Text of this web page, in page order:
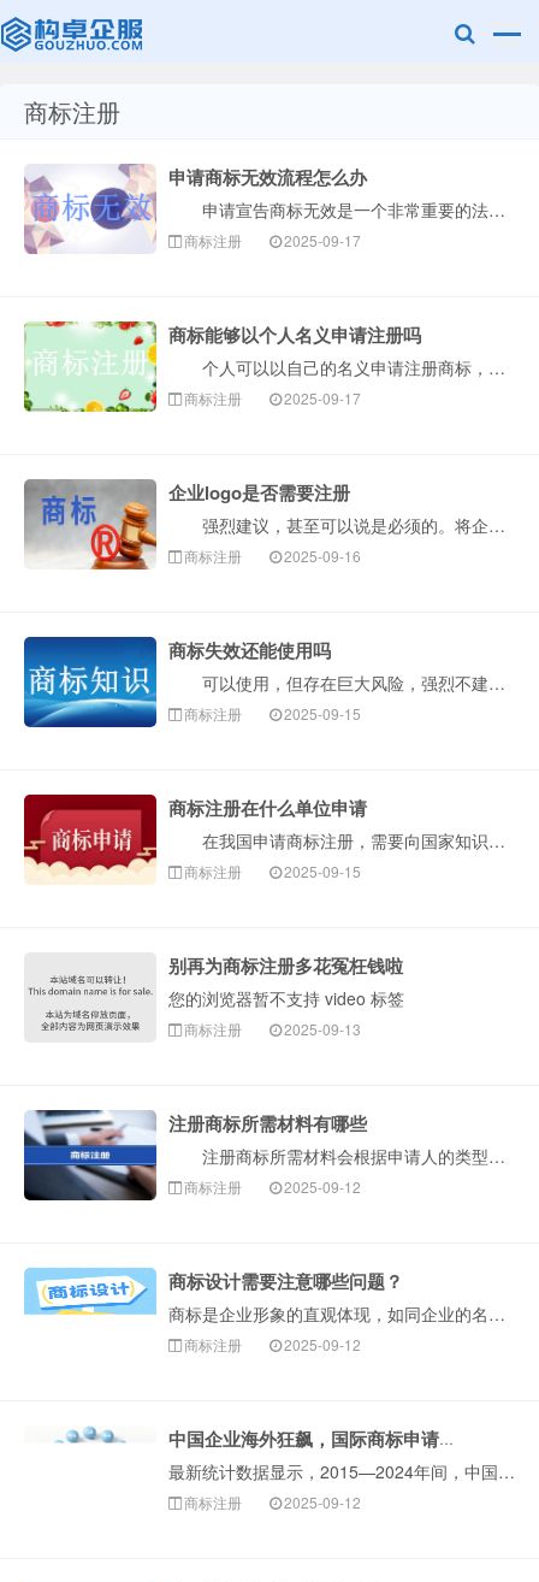
产权有限公司
商标注册
申请商标无效流程怎么办
申请宣告商标无效是一个非常重要的法律程序，通常用于撤销一个您认为已经注册但不符合商标法规定的商标。整个流程可以概括为以下几个核心阶段，构卓企服为您···
商标注册 2025-09-17
商标能够以个人名义申请注册吗
个人可以以自己的名义申请注册商标，但这并不是毫无条件的。个人申请商标需要满足一定的法律规定，核心在于证明申请商标是用于生产经营活动，而不仅仅是出于···
商标注册 2025-09-17
企业logo是否需要注册
强烈建议，甚至可以说是必须的。将企业Logo注册为商标，是企业保护自身品牌资产最核心、最有效的一步。下面构卓企服为您详细解释为什么、如何做以及注意···
商标注册 2025-09-16
商标失效还能使用吗
可以使用，但存在巨大风险，强烈不建议这样做。“商标失效”意味着它不再享受商标法的专用权保护。然而，这并不等于这个标识就可以被任何人安全无忧地使用了···
商标注册 2025-09-15
商标注册在什么单位申请
在我国申请商标注册，需要向国家知识产权局（简称国知局，CNIPA）提出申请。国家知识产权局商标局是具体负责商标注册与管理工作的部门。构卓企服为您介···
商标注册 2025-09-15
别再为商标注册多花冤枉钱啦
您的浏览器暂不支持 video 标签
商标注册 2025-09-13
注册商标所需材料有哪些
注册商标所需材料会根据申请人的类型（公司或个人）有所不同。以下是构卓企服整理的详细清单和说明，您可以对照准备。 一、核心必备材料 1.商标图样···
商标注册 2025-09-12
商标设计需要注意哪些问题？
商标是企业形象的直观体现，如同企业的名片。一个设计独特、与企业理念相符的商标，能迅速吸引消费者注意力，在同质化严重的市场中，商标是企业区分自身产品或服···
商标注册 2025-09-12
中国企业海外狂飙，国际商标申请保持全球第一！
最新统计数据显示，2015—2024年间，中国申请人海外商标申请的年均增速约29%。截至统计时，2024年，中国海外商标申请约31.5万件···
商标注册 2025-09-12